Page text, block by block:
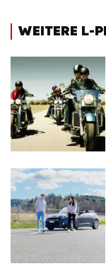
WEITERE L-